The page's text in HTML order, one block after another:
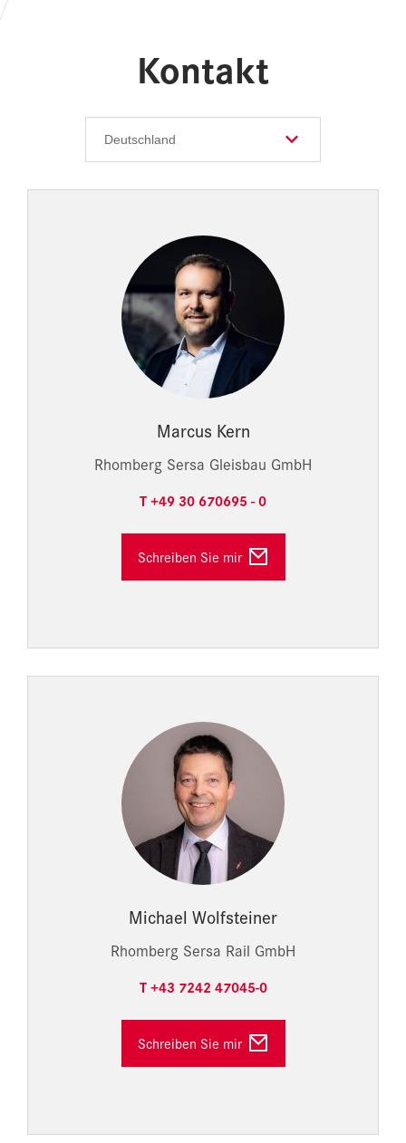
Kontakt
Marcus Kern
Rhomberg Sersa Gleisbau GmbH
T +49 30 670695 - 0
Schreiben Sie mir
Michael Wolfsteiner
Rhomberg Sersa Rail GmbH
T +43 7242 47045-0
Schreiben Sie mir